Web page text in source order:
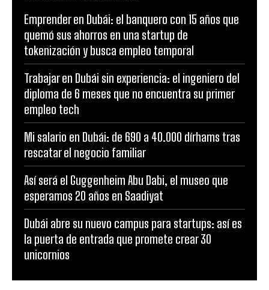
Emprender en Dubái: el banquero con 15 años que
quemó sus ahorros en una startup de
tokenización y busca empleo temporal
Trabajar en Dubái sin experiencia: el ingeniero del
diploma de 6 meses que no encuentra su primer
empleo tech
Mi salario en Dubái: de 690 a 40.000 dírhams tras
rescatar el negocio familiar
Así será el Guggenheim Abu Dabi, el museo que
esperamos 20 años en Saadiyat
Dubái abre su nuevo campus para startups: así es
la puerta de entrada que promete crear 30
unicornios